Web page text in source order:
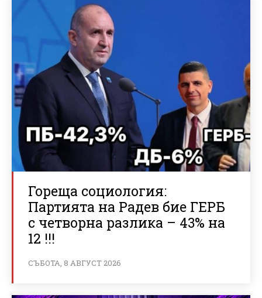
Гореща социология:
Партията на Радев бие ГЕРБ
с четворна разлика – 43% на
12 !!!
СЪБОТА, 8 АВГУСТ 2026